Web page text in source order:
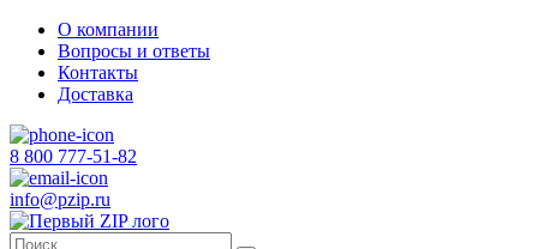
О компании
Вопросы и ответы
Контакты
Доставка
8 800 777-51-82
info@pzip.ru